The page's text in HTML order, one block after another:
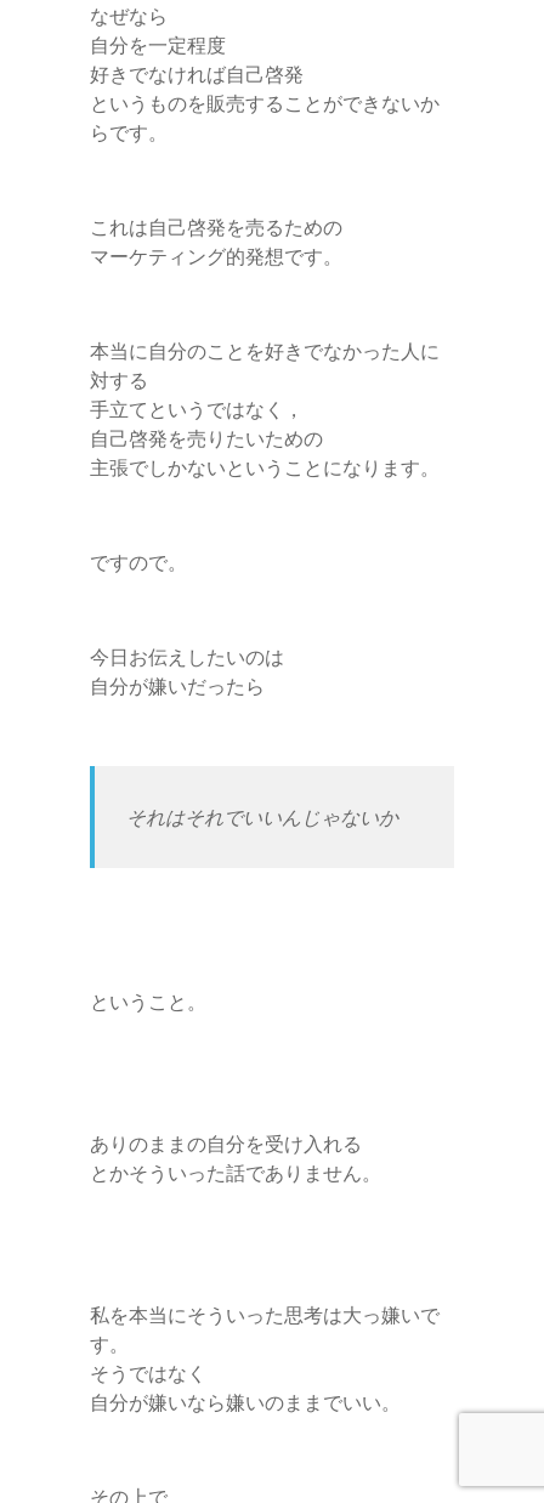
なぜなら
自分を一定程度
好きでなければ自己啓発
というものを販売することができないか
らです。
これは自己啓発を売るための
マーケティング的発想です。
本当に自分のことを好きでなかった人に
対する
手立てというではなく，
自己啓発を売りたいための
主張でしかないということになります。
ですので。
今日お伝えしたいのは
自分が嫌いだったら
それはそれでいいんじゃないか
ということ。
ありのままの自分を受け入れる
とかそういった話でありません。
私を本当にそういった思考は大っ嫌いで
す。
そうではなく
自分が嫌いなら嫌いのままでいい。
その上で